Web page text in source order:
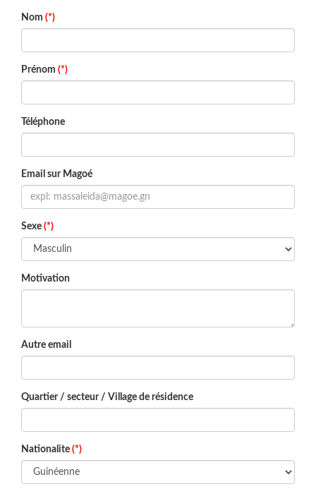
Nom (*)
Prénom (*)
Téléphone
Email sur Magoé
Sexe (*)
Motivation
Autre email
Quartier / secteur / Village de résidence
Nationalite (*)